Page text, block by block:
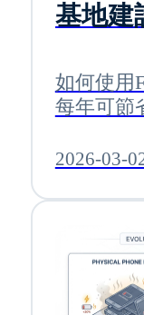
基地建
如何使用
每年可節
2026-03-